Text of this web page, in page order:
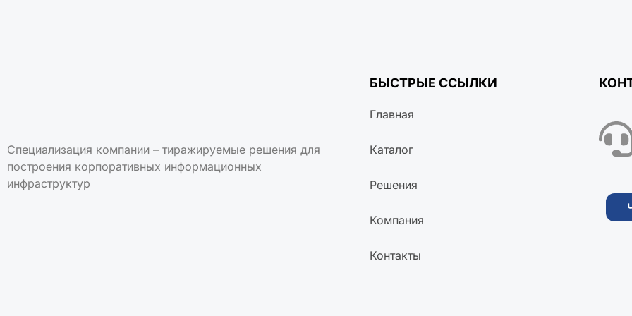
Специализация компании – тиражируемые решения для
построения корпоративных информационных
инфраструктур
БЫСТРЫЕ ССЫЛКИ
Главная
Каталог
Решения
Компания
Контакты